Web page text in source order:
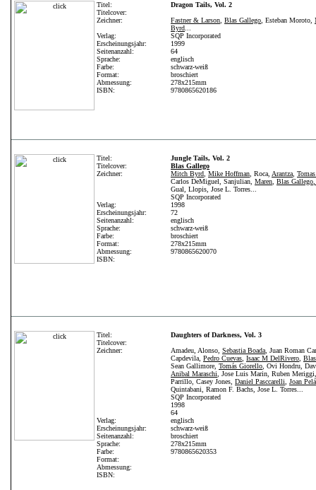
Titel:
Titelcover:
Zeichner:
Verlag:
Erscheinungsjahr:
Seitenanzahl:
Sprache:
Farbe:
Format:
Abmessung:
ISBN:
Dragon Tails, Vol. 2
Fastner & Larson Blas Gallego , Esteban Moroto,
Byrd
SQP Incorporated
1999
64
englisch
schwarz-weiß
broschiert
278x215mm
9780865620186
Titel:
Titelcover:
Zeichner:
Verlag:
Erscheinungsjahr:
Seitenanzahl:
Sprache:
Farbe:
Format:
Abmessung:
ISBN:
Jungle Tails, Vol. 2
Blas Gallego
Mitch Byrd Mike Hoffman , Roca, Arantza
Carlos DeMiguel, Sanjulian, Maren Blas Gallego
Gual, Llopis, Jose L. Torres...
SQP Incorporated
1998
72
englisch
schwarz-weiß
broschiert
278x215mm
9780865620070
Titel:
Titelcover:
Zeichner:
Verlag:
Erscheinungsjahr:
Seitenanzahl:
Sprache:
Farbe:
Format:
Abmessung:
ISBN:
Daughters of Darkness, Vol. 3
Amadeu, Alonso, Sebastia Boada , Juan Roman
Capdevila, Pedro Cuevas Isaac M DelRivero
Sean Gallimore, Tomás Giorello , Ovi Hondru,
Anibal Maraschi , Jose Luis Marin, Ruben
Parrillo, Casey Jones, Daniel Pasccarelli
Joan
Quintabani, Ramon F. Bachs, Jose L. Torres...
SQP Incorporated
1998
64
englisch
schwarz-weiß
broschiert
278x215mm
9780865620353